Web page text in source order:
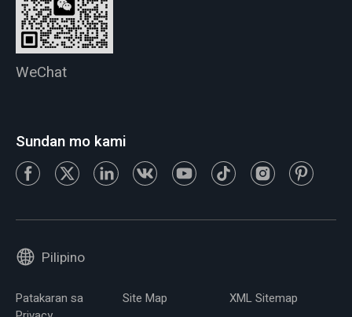
WeChat
Sundan mo kami
Pilipino
Patakaran sa
Site Map XML Sitemap